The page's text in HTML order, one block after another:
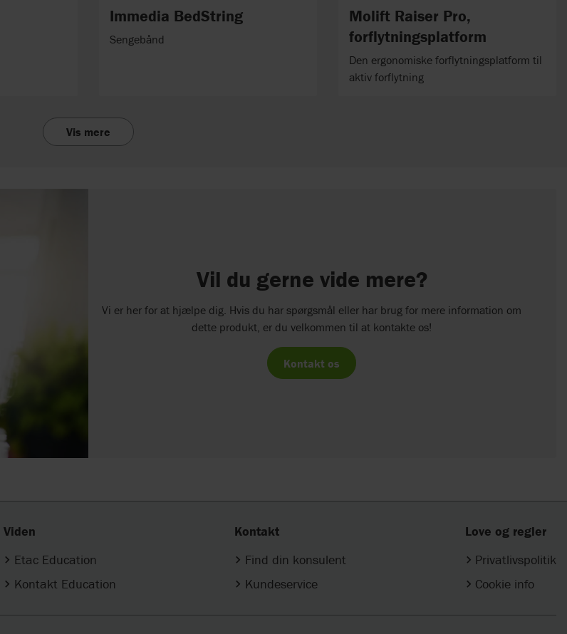
Immedia BedString
Sengebånd
Molift Raiser Pro,
forflytningsplatform
Den ergonomiske forflytningsplatform til
aktiv forflytning
Vis mere
Vil du gerne vide mere?
Vi er her for at hjælpe dig. Hvis du har spørgsmål eller har brug for mere information om
dette produkt, er du velkommen til at kontakte os!
Kontakt os
Viden
Etac Education
Kontakt Education
Kontakt
Find din konsulent
Kundeservice
Love og regler
Privatlivspolitik
Cookie info